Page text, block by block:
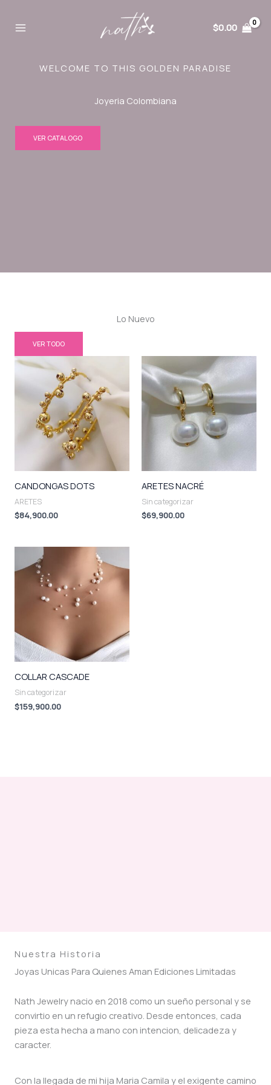
$0.00
WELCOME TO THIS GOLDEN PARADISE
Joyeria Colombiana
VER CATALOGO
Lo Nuevo
VER TODO
CANDONGAS DOTS
ARETES
$84,900.00
ARETES NACRÉ
Sin categorizar
$69,900.00
COLLAR CASCADE
Sin categorizar
$159,900.00
Nuestra Historia
Joyas Unicas Para Quienes Aman Ediciones Limitadas
Nath Jewelry nacio en 2018 como un sueño personal y se
convirtio en un refugio creativo. Desde entonces, cada
pieza esta hecha a mano con intencion, delicadeza y
caracter.
Con la llegada de mi hija Maria Camila y el exigente camino